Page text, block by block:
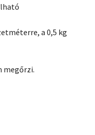
a 0,5 kg
megőrzi.